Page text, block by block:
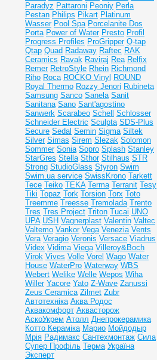
Paradyz Pattaroni Peoniy Perla
Pestan Philips Pikart Platinum
Wasser Pool Spa Porcelanite Dos
Porta Power of Water Presto Profil
Progress Profiles ProGripper Q-tap
Qtap Quad Radaway Raftec RAK
Ceramics Ravak Raviraj Rea Relfix
Remer RetroStyle Rhein Richmond
Riho Roca ROCKO Vinyl ROUND
Royal Thermo Rozzy Jenori Rubineta
Samsung Sanco Sanela Sanit
Sanitana Sano Sant'agostino
Sanwerk Scarabeo Schell
Schlosser
Schneider Electric Sculpta SDS-Plus
Secure Sedal Semin Sigma Siltek
Silver Simas Sirem Slezak Solomon
Sommer Sonia Sopro Splash Stanley
StarGres Stella Sthor Stilhaus STR
Strong StudioGlass Styron Swim
Swim.ua service SwissKrono Tarkett
Tece Teiko TEKA Terma Terranit Tesy
Tiki Topaz Tork Torsion Torx Toto
Treemme Treesse Tremolada Trento
Tres Tres Project Triton Tucai UNO
UPA USH Vagnerplast Valentin Valtec
Valtemo Vankor Vega Venezia Vents
Vera Veragio Veronis Versace Viadrus
Videx Vidima Viega Villeroy&Boch
Virok Vives Volle Vorel Wago Water
House WaterPro Waterway WBS
Webert Welike Welle Wepos Wiha
Willer Yacore Yato Z-Wave Zanussi
Zeus Ceramica Zilmet Zubr
Автотехніка Аква Родос
Аквакомфорт Аквасторож
АскоУкрем Атолл Днепрокерамика
Котто Кераміка Марио Мойдодыр
Мрія Радимакс Сантехмонтаж Сила
Супер Профіль Терма Україна
Эксперт